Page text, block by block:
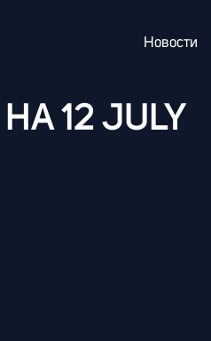
Новости
НА 12 JULY